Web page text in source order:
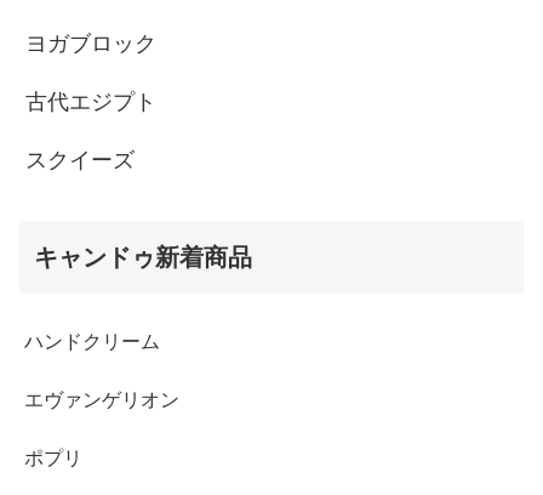
ヨガブロック
古代エジプト
スクイーズ
キャンドゥ新着商品
ハンドクリーム
エヴァンゲリオン
ポプリ